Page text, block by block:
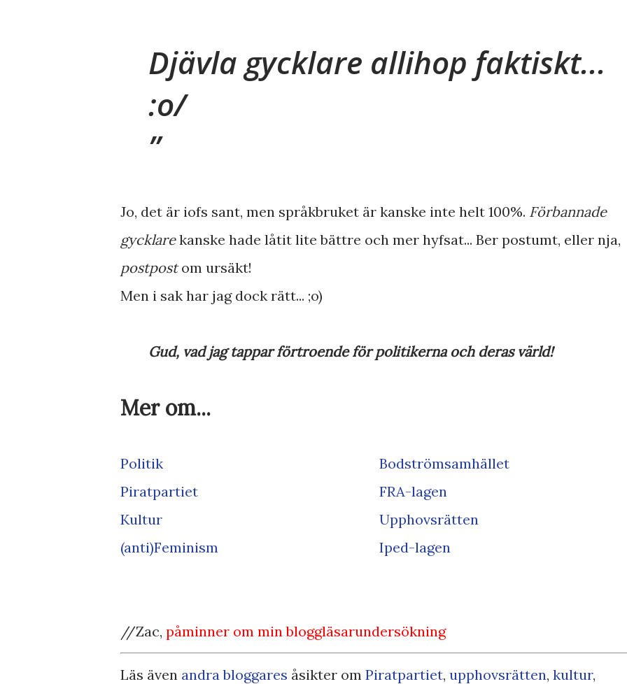
Djävla gycklare allihop faktiskt...
:o/
Jo, det är iofs sant, men språkbruket är kanske inte helt 100%. Förbannade
gycklarekanske hade låtit lite bättre och mer hyfsat... Ber postumt, eller nja,
postpostom ursäkt!
Men i sak har jag dock rätt... ;o)
Gud, vad jag tappar förtroende för politikerna och deras värld!
Mer om...
Politik
Bodströmsamhället
Piratpartiet
FRA-lagen
Kultur
Upphovsrätten
(anti)Feminism
Iped-lagen
//Zac, påminner om minbloggläsarundersökning
Läs även andra bloggares åsikter om Piratpartiet, upphovsrätten, kultur,